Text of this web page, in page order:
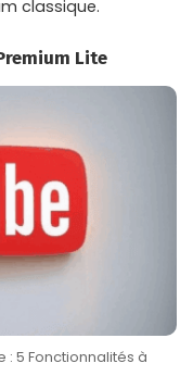
classique.
Lite
: 5 Fonctionnalités à